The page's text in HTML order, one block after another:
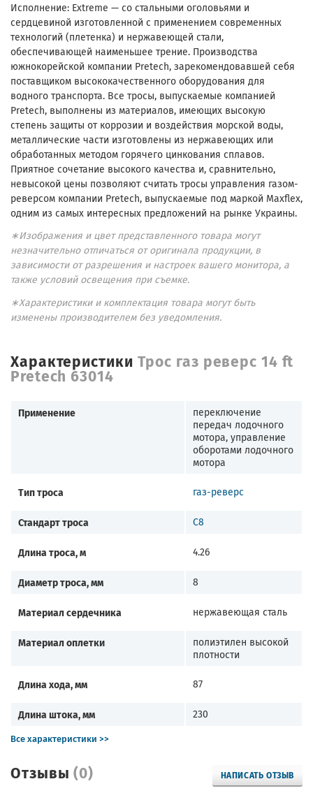
Отзывы(0) НАПИСАТЬ ОТЗЫВ
Исполнение: Extreme — со стальными оголовьями и
сердцевиной изготовленной с применением современных
технологий (плетенка) и нержавеющей стали,
обеспечивающей наименьшее трение. Производства
южнокорейской компании Pretech, зарекомендовавшей себя
поставщиком высококачественного оборудования для
водного транспорта. Все тросы, выпускаемые компанией
Pretech, выполнены из материалов, имеющих высокую
степень защиты от коррозии и воздействия морской воды,
металлические части изготовлены из нержавеющих или
обработанных методом горячего цинкования сплавов.
Приятное сочетание высокого качества и, сравнительно,
невысокой цены позволяют считать тросы управления газом-
реверсом компании Pretech, выпускаемые под маркой Maxflex,
одним из самых интересных предложений на рынке Украины.
∗Изображения и цвет представленного товара могут
незначительно отличаться от оригинала продукции, в
зависимости от разрешения и настроек вашего монитора, а
также условий освещения при съемке.
∗Характеристики и комплектация товара могут быть
изменены производителем без уведомления.
Характеристики Трос газ реверс 14 ft
Pretech 63014
Применение
переключение
передач лодочного
мотора, управление
оборотами лодочного
мотора
Тип троса газ-реверс
Стандарт троса С8
Длина троса, м 4.26
Диаметр троса, мм 8
Материал сердечника нержавеющая сталь
Материал оплетки
полиэтилен высокой
плотности
Длина хода, мм 87
Длина штока, мм
230
Все характеристики >>